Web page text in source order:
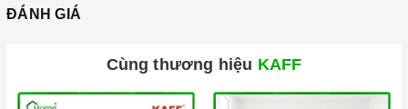
ĐÁNH GIÁ
Cùng thương hiệu KAFF